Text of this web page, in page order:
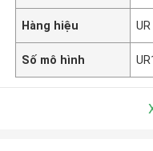
Hàng hiệu UR
Số mô hình